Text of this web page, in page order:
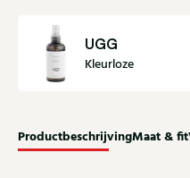
UGG
Kleurloze
ProductbeschrijvingMaat & fit